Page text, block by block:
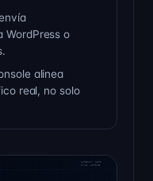
WordPress o
alinea
real, no solo